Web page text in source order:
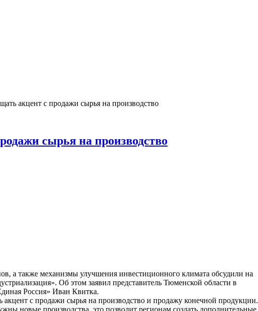
акцент с продажи сырья на производство
сырья на производство
а также механизмы улучшения инвестиционного климата обсудили на
Об этом заявил представитель Тюменской области в
Россия» Иван Квитка.
с продажи сырья на производство и продажу конечной продукции.